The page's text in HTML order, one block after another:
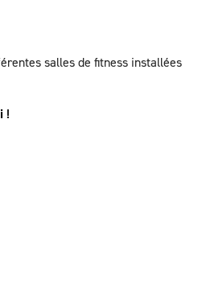
salles de fitness installées
!